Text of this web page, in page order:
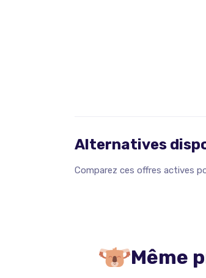
Alternatives
Comparez ces offres actives
Même